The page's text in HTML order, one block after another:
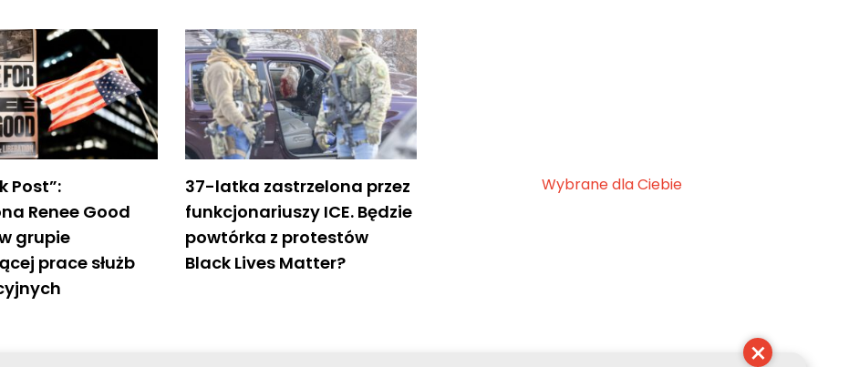
Post”:
Renee Good
grupie
prace służb
37-latka zastrzelona przez
funkcjonariuszy ICE. Będzie
powtórka z protestów
Black Lives Matter?
Wybrane dla Ciebie
×